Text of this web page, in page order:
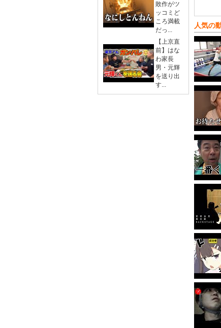
敗作がツ
ッコミど
ころ満載
だっ...
【上京直
前】はな
わ家長
男・元輝
を送り出
す...
人気の